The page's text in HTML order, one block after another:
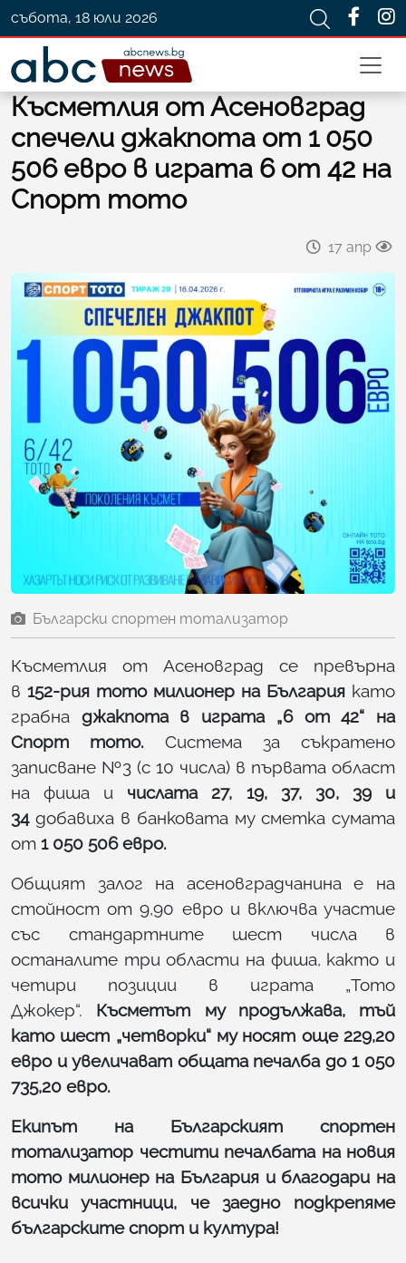
събота, 18 юли 2026
Късметлия от Асеновград
спечели джакпота от 1 050
506 евро в играта 6 от 42 на
Спорт тото
17 апр
Български спортен тотализатор
Късметлия от Асеновград се превърна
в 152-рия тото милионер на България като
грабна джакпота в играта „6 от 42“ на
Спорт тото. Система за съкратено
записване №3 (с 10 числа) в първата област
на фиша и числата 27, 19, 37, 30, 39 и
34добавиха в банковата му сметка сумата
от 1 050 506 евро.
Общият залог на асеновградчанина е на
стойност от 9,90 евро и включва участие
със стандартните шест числа в
останалите три области на фиша, както и
четири позиции в играта „Тото
Джокер“. Късметът му продължава, тъй
като шест „четворки“ му носят още 229,20
евро и увеличават общата печалба до 1 050
735,20 евро.
Екипът на Българският спортен
тотализатор честити печалбата на новия
тото милионер на България и благодари на
всички участници, че заедно подкрепяме
българските спорт и култура!